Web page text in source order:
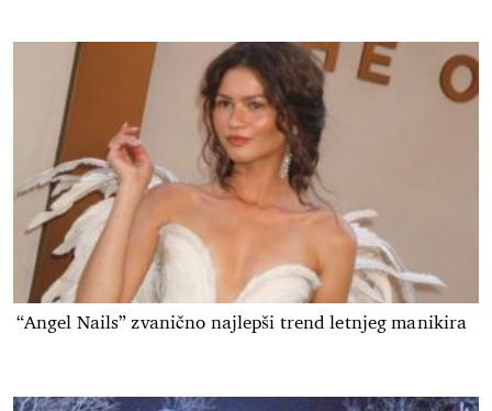
“Angel Nails” zvanično najlepši trend letnjeg manikira